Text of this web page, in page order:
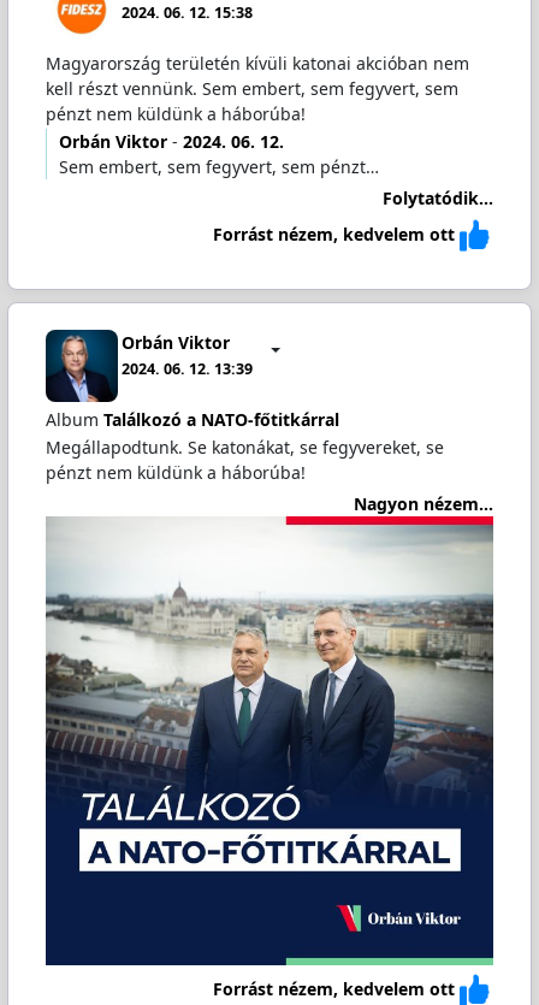
2024. 06. 12. 15:38
Magyarország területén kívüli katonai akcióban nem
kell részt vennünk. Sem embert, sem fegyvert, sem
pénzt nem küldünk a háborúba!
Orbán Viktor- 2024. 06. 12.
Sem embert, sem fegyvert, sem pénzt…
Folytatódik...
Forrást nézem, kedvelem ott
Orbán Viktor
2024. 06. 12. 13:39
Album Találkozó a NATO-főtitkárral
Megállapodtunk. Se katonákat, se fegyvereket, se
pénzt nem küldünk a háborúba!
Nagyon nézem...
Forrást nézem, kedvelem ott